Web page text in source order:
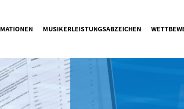
MUSIKERLEISTUNGSABZEICHEN